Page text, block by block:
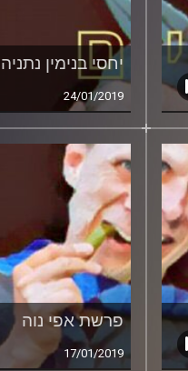
יחסי בנימין
24/01/2019
פרשת אפי נוה
17/01/2019